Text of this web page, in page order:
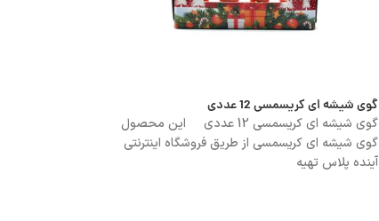
گوی شیشه ای کریسمسی 12 عددی
گوی شیشه ای کریسمسی 12 عددی این محصول
گوی شیشه ای کریسمسی از طریق فروشگاه اینترنتی
آینده پلاس تهیه